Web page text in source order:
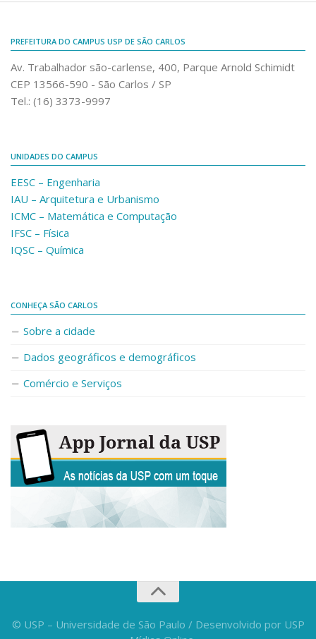
PREFEITURA DO CAMPUS USP DE SÃO CARLOS
Av. Trabalhador são-carlense, 400, Parque Arnold Schimidt
CEP 13566-590 - São Carlos / SP
Tel.: (16) 3373-9997
UNIDADES DO CAMPUS
EESC – Engenharia
IAU – Arquitetura e Urbanismo
ICMC – Matemática e Computação
IFSC – Física
IQSC – Química
CONHEÇA SÃO CARLOS
Sobre a cidade
Dados geográficos e demográficos
Comércio e Serviços
© USP – Universidade de São Paulo / Desenvolvido por USP